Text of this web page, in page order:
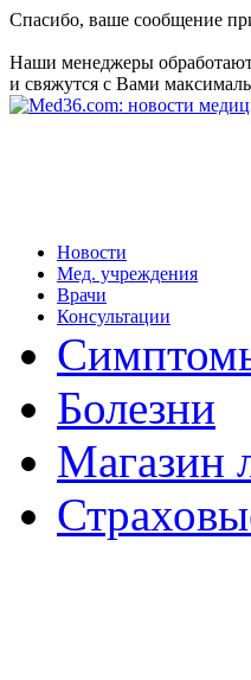
Спасибо, ваше сообщение
Наши менеджеры
и свяжутся с Вами
Новости
Мед. учреждения
Врачи
Консультации
Болезни
Магазин